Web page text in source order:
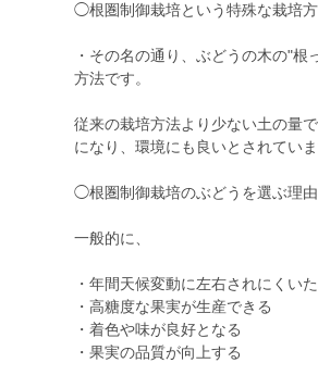
◯根圏制御栽培という特殊な栽培
・その名の通り、ぶどうの木の"
方法です。
従来の栽培方法より少ない土の量
になり、環境にも良いとされていま
◯根圏制御栽培のぶどうを選ぶ理由
一般的に、
・年間天候変動に左右されにくい
・高糖度な果実が生産できる
・着色や味が良好となる
・果実の品質が向上する